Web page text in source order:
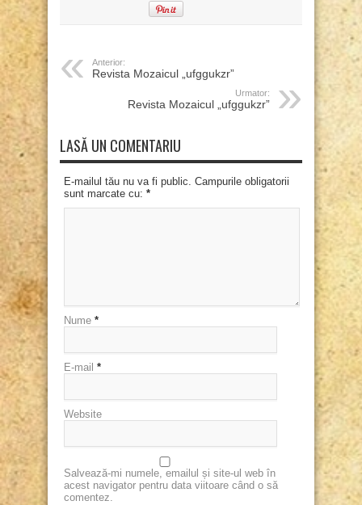
Anterior:
Revista Mozaicul „ufggukzr”
Urmator:
Revista Mozaicul „ufggukzr”
LASĂ UN COMENTARIU
E-mailul tău nu va fi public. Campurile obligatorii
sunt marcate cu: *
Nume *
E-mail *
Website
Salvează-mi numele, emailul și site-ul web în
acest navigator pentru data viitoare când o să
comentez.